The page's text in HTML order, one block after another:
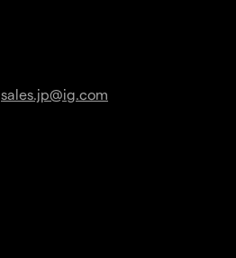
sales.jp@ig.com